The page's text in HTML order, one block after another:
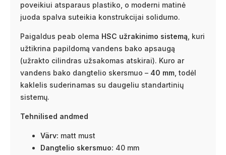
poveikiui atsparaus plastiko, o moderni matinė
juoda spalva suteikia konstrukcijai solidumo.
Paigaldus peab olema HSC užrakinimo sistemą , kuri
užtikrina papildomą vandens bako apsaugą
(užrakto cilindras užsakomas atskirai). Kuro ar
vandens bako dangtelio skersmuo – 40 mm , todėl
kaklelis suderinamas su daugeliu standartinių
sistemų.
Tehnilised andmed
Värv: matt must
Dangtelio skersmuo: 40 mm